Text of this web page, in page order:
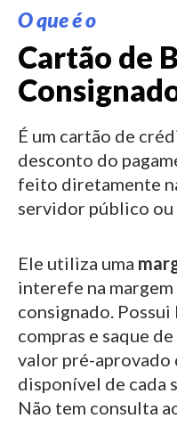
O que é o
Cartão de
É um cartão de
desconto do
feito diretamente
servidor público
Ele utiliza uma
interefe na
consignado.
compras e saque
valor pré-aprovado
disponível de cada
Não tem consulta